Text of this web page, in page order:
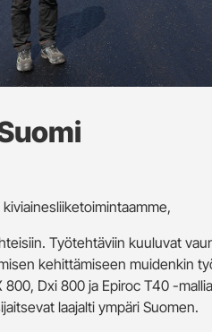
Työtehtäviin kuuluvat
kehittämiseen muidenkin
Dxi 800 ja Epiroc T40 -
laajalti ympäri Suomen.